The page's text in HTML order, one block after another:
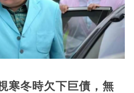
寒冬時欠下巨債，無